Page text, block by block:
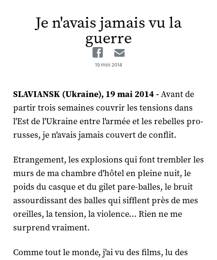
Je n'avais jamais vu la
guerre
Facebook
19 mai 2014
SLAVIANSK (Ukraine), 19 mai 2014 -Avant de
partir trois semaines couvrir les tensions dans
l'Est de l'Ukraine entre l'armée et les rebelles pro-
russes, je n'avais jamais couvert de conflit.
Etrangement, les explosions qui font trembler les
murs de ma chambre d'hôtel en pleine nuit, le
poids du casque et du gilet pare-balles, le bruit
assourdissant des balles qui sifflent près de mes
oreilles, la tension, la violence… Rien ne me
surprend vraiment.
Comme tout le monde, j'ai vu des films, lu des